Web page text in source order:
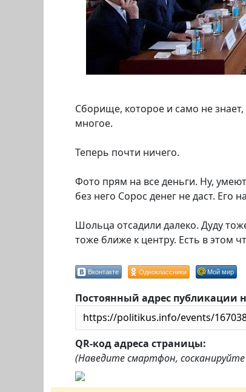
Сборище, которое и само не
многое.
Теперь почти ничего.
Фото прям на все деньги. Ну,
без него Сорос денег не даст. Его
Шольца отсадили далеко. Дуду
тоже ближе к центру. Есть в этом
Вконтакте Одноклассники Мой мир
Постоянный адрес публикации
QR-код адреса страницы:
(Наведите смартфон,